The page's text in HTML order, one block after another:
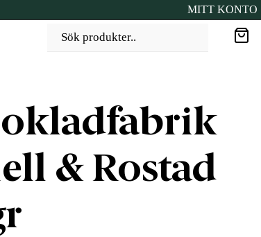
MITT KONTO
Sök produkter..
& Rostad